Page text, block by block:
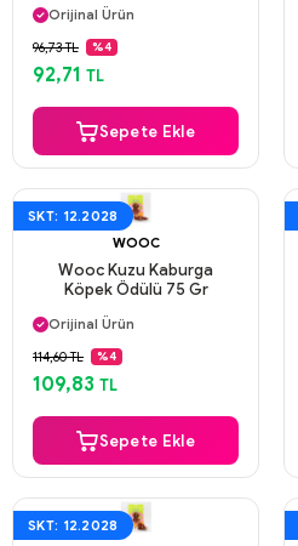
Orijinal Ürün
Güvenli Ödeme
Aynı Gün Kargo
96,73 TL %4
92,71 TL
Sepete Ekle
SKT: 12.2028
WOOC
Wooc Kuzu Kaburga
Köpek Ödülü 75 Gr
Aynı Gün Kargo
Orijinal Ürün
Güvenli Ödeme
Aynı Gün Kargo
114,60 TL %4
109,83 TL
Sepete Ekle
SKT: 12.2028